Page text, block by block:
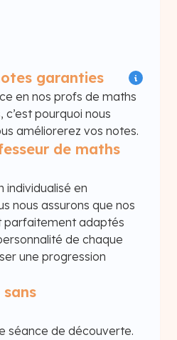
garanties
en nos profs de maths
pourquoi nous
améliorerez vos notes.
de maths
individualisé en
nous assurons que nos
parfaitement adaptés
de chaque
une progression
sans
séance de découverte.